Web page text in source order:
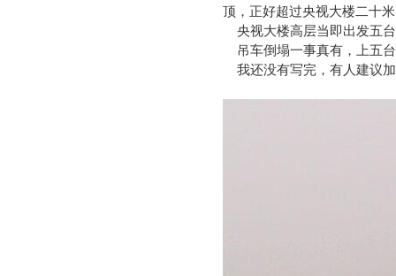
顶，正好超过央视大楼二十
央视大楼高层当即出发五
吊车倒塌一事真有，上五
我还没有写完，有人建议